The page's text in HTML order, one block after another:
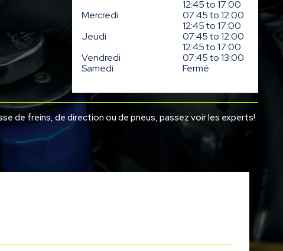
12:45 to 17:00
Mercredi
07:45 to 12:00
12:45 to 17:00
Jeudi
07:45 to 12:00
12:45 to 17:00
Vendredi
07:45 to 13:00
Samedi
Fermé
de freins, de direction ou de pneus, passez voir les experts!